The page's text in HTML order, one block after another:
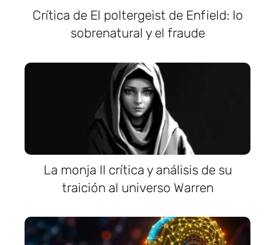
Crítica de El poltergeist de Enfield: lo
sobrenatural y el fraude
La monja II crítica y análisis de su
traición al universo Warren